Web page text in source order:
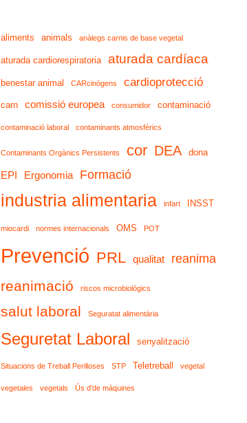
aliments animals anàlegs carnis de base vegetal
aturada cardiorespiratoria aturada cardíaca
benestar animal CARcinògens cardioprotecció
carn comissió europea consumidor contaminació
contaminació laboral contaminants atmosfèrics
Contaminants Orgànics Persistents cor DEA dona
EPI Ergonomia Formació
industria alimentaria infart INSST
miocardi normes internacionals OMS POT
Prevenció PRL qualitat reanima
reanimació riscos microbiològics
salut laboral Seguratat alimentària
Seguretat Laboral senyalització
Situacions de Treball Perilloses STP Teletreball vegetal
vegetales vegetals Ús d'de màquines